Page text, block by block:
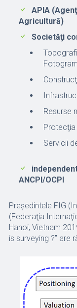
APIA
Agricultură)
Societăţi
Resurse
Protecţia
Servicii
ANCPI/OCPI
Preşedintele FIG
(Federaţia
Hanoi, Vietnam
is surveying ?” are